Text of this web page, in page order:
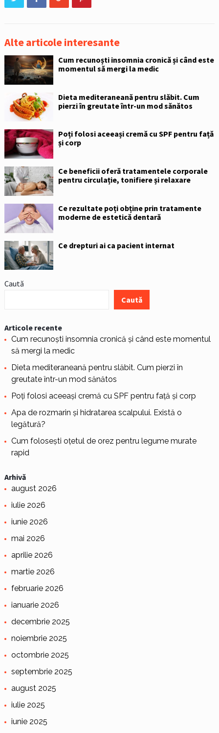
Alte articole interesante
Cum recunoști insomnia cronică și când este
momentul să mergi la medic
Dieta mediteraneană pentru slăbit. Cum
pierzi în greutate într-un mod sănătos
Poți folosi aceeași cremă cu SPF pentru față
și corp
Ce beneficii oferă tratamentele corporale
pentru circulație, tonifiere și relaxare
Ce rezultate poți obține prin tratamente
moderne de estetică dentară
Ce drepturi ai ca pacient internat
Caută
Caută
Articole recente
Cum recunoști insomnia cronică și când este momentul
să mergi la medic
Dieta mediteraneană pentru slăbit. Cum pierzi în
greutate într-un mod sănătos
Poți folosi aceeași cremă cu SPF pentru față și corp
Apa de rozmarin și hidratarea scalpului. Există o
legătură?
Cum folosești oțetul de orez pentru legume murate
rapid
Arhivă
august 2026
iulie 2026
iunie 2026
mai 2026
aprilie 2026
martie 2026
februarie 2026
ianuarie 2026
decembrie 2025
noiembrie 2025
octombrie 2025
septembrie 2025
august 2025
iulie 2025
iunie 2025